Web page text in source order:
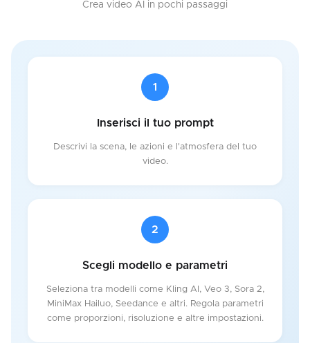
Crea video AI in pochi passaggi
1
Inserisci il tuo prompt
Descrivi la scena, le azioni e l'atmosfera del tuo
video.
2
Scegli modello e parametri
Seleziona tra modelli come Kling AI, Veo 3, Sora 2,
MiniMax Hailuo, Seedance e altri. Regola parametri
come proporzioni, risoluzione e altre impostazioni.